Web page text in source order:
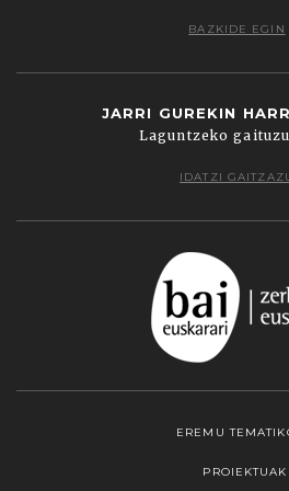
BAZKIDE EGIN
JARRI GUREKIN
Laguntzeko
IDATZI
EREMU
PROIEKTUAK